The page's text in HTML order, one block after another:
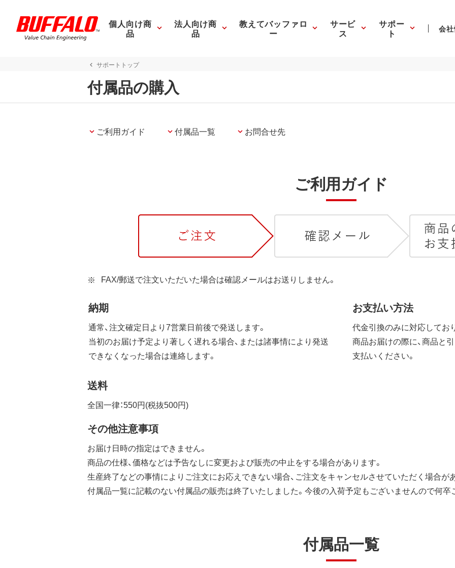
個人向け商
品
法人向け商
品
教えてバッファロ
ー
サービ
ス
サポー
ト 会
サポートトップ
付属品の購入
ご利用ガイド 付属品一覧 お問合せ先
ご利用ガイド
FAX/郵送で注文いただいた場合は確認メールはお送りしません。
納期
通常、注文確定日より7営業日前後で発送します。
当初のお届け予定より著しく遅れる場合、または諸事情により発送
できなくなった場合は連絡します。
お支払い方法
代金引換のみに対応してお
商品お届けの際に、商品と
支払いください。
送料
全国一律：550円(税抜500円)
その他注意事項
お届け日時の指定はできません。
商品の仕様、価格などは予告なしに変更および販売の中止をする場合があります。
生産終了などの事情によりご注文にお応えできない場合、ご注文をキャンセルさせていただく場合が
付属品一覧に記載のない付属品の販売は終了いたしました。今後の入荷予定もございませんので何卒
付属品一覧